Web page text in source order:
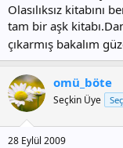
Olasılıksız kitabını
tam bir aşk
çıkarmış bakalım
omü_böte
Seçkin Üye
28 Eylül 2009